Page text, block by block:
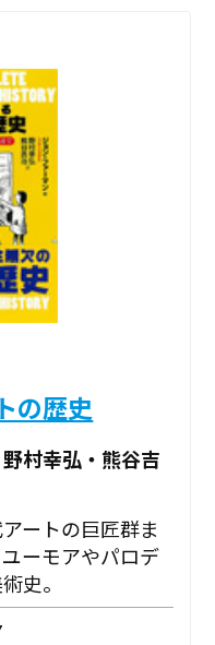
の歴史
村幸弘・熊谷吉
ートの巨匠群ま
ーモアやパロデ
史。